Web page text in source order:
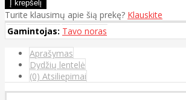
Turite klausimų apie šią prekę? Klauskite
Gamintojas: Tavo noras
Aprašymas
Dydžių lentelė
(0) Atsiliepimai